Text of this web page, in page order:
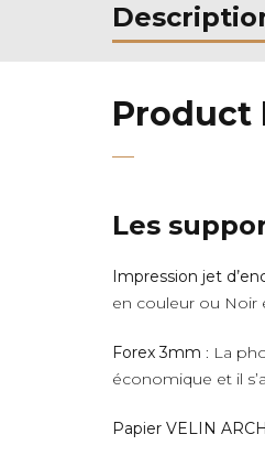
Product
Les
Impression jet
en couleur ou Noir
Forex 3mm : La
économique et il
Papier VELIN